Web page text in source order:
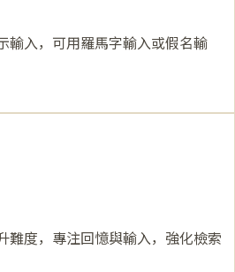
輸入，可用羅馬字輸入或假名輸
難度，專注回憶與輸入，強化檢索